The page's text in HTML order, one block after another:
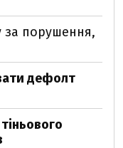
за порушення,
дефолт